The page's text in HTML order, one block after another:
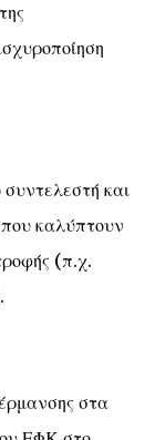
και
που καλύπτουν
(π.χ.
στα